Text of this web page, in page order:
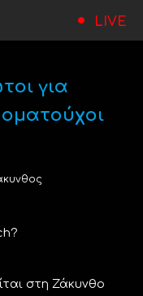
LIVE
για
στη Ζάκυνθο